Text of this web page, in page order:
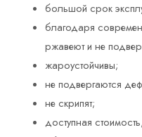
большой срок
благодаря
ржавеют и не
жароустойчивы;
не подвергаются
не скрипят;
доступная